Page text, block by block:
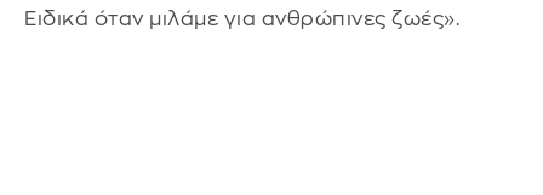
Ειδικά όταν μιλάμε για ανθρώπινες ζωές».